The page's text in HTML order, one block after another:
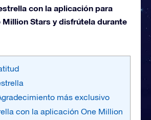
con la aplicación para
Million Stars y disfrútela durante
más exclusivo
con la aplicación One Million